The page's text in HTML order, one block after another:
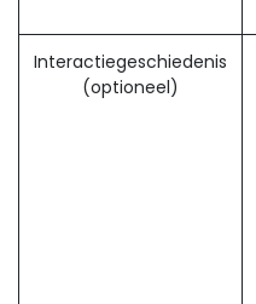
Interactiegeschiedenis
(optioneel)